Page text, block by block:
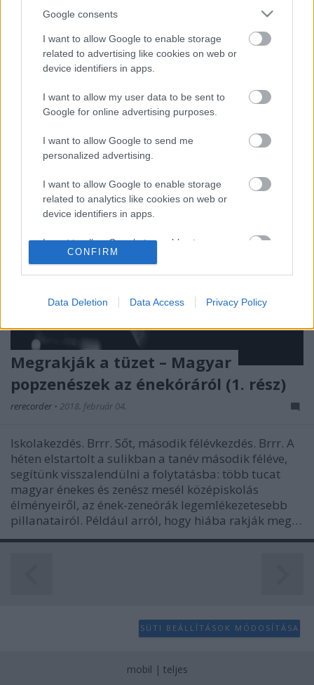
Google consents
I want to allow Google to enable storage
related to advertising like cookies on web or
device identifiers in apps.
I want to allow my user data to be sent to
Google for online advertising purposes.
I want to allow Google to send me
personalized advertising.
I want to allow Google to enable storage
related to analytics like cookies on web or
device identifiers in apps.
I want to allow Google to enable storage
related to functionality of the website or app.
related to personalization.
I want to allow Google to enable storage
related to security, including authentication
functionality and fraud prevention, and other
user protection.
CONFIRM
Data Deletion Data Access Privacy Policy
Iskolakezdés. Brrr. Sőt, második félévkezdés. Brrr.
Javában dübörög a tanév második fele: több tucat
magyar énekes és zenész mesél középiskolás
élményeiről, az ének-zeneórák legemlékezetesebb
azt a kurva tüzet, mégis mindig elaluszik. Abc-
rendben…
Megrakják a tüzet – Magyar
popzenészek az énekóráról (1. rész)
rerecorder • 2018. február 04.
Iskolakezdés. Brrr. Sőt, második félévkezdés. Brrr. A
héten elstartolt a sulikban a tanév második féléve,
segítünk visszalendülni a folytatásba: több tucat
magyar énekes és zenész mesél középiskolás
élményeiről, az ének-zeneórák legemlékezetesebb
pillanatairól. Például arról, hogy hiába rakják meg…
SÜTI BEÁLLÍTÁSOK MÓDOSÍTÁSA
mobil | teljes